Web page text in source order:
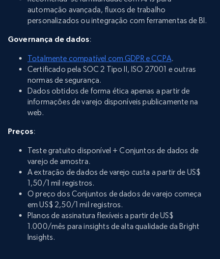
automação avançada, fluxos de trabalho
personalizados ou integração com ferramentas de BI.
Governança de dados:
Totalmente compatível com GDPR e CCPA.
Certificado pela SOC 2 Tipo II, ISO 27001 e outras
normas de segurança.
Dados obtidos de forma ética apenas a partir de
informações de varejo disponíveis publicamente na
web.
Preços:
Teste gratuito disponível + Conjuntos de dados de
varejo de amostra.
A extração de dados de varejo custa a partir de US$
1,50/1 mil registros.
O preço dos Conjuntos de dados de varejo começa
em US$ 2,50/1 mil registros.
Planos de assinatura flexíveis a partir de US$
1.000/mês para insights de alta qualidade da Bright
Insights.